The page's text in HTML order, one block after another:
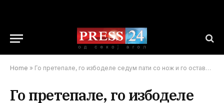
Home » Го претепале, го избоделе седум пати со нож и го оставиле во локви крв – Мајката на малолетникот од Ченто го раскажа хоророт
Го претепале, го избоделе